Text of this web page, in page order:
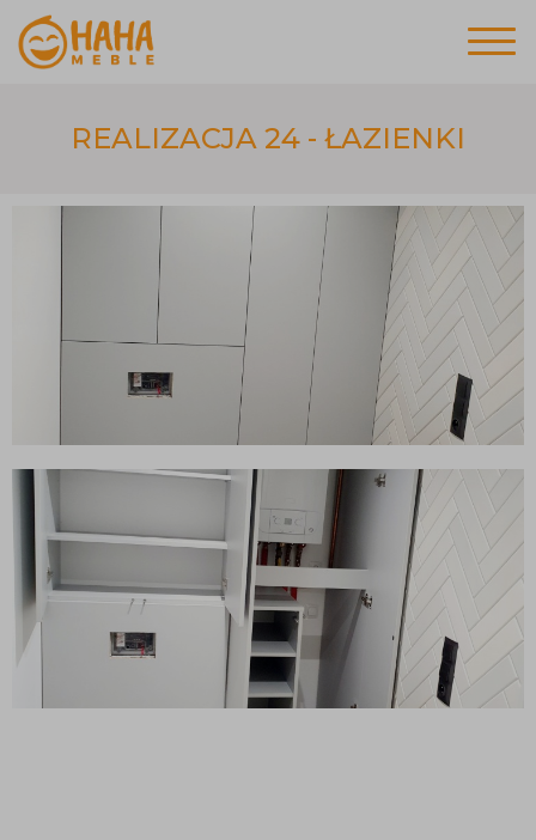
REALIZACJA 24 - ŁAZIENKI